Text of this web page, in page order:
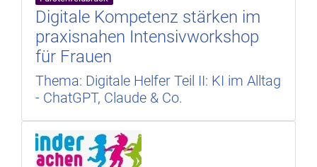
Digitale Kompetenz stärken im
praxisnahen Intensivworkshop
für Frauen
Thema: Digitale Helfer Teil II: KI im Alltag
- ChatGPT, Claude & Co.